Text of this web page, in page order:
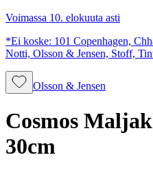
Voimassa 10. elokuuta asti
*Ei koske: 101 Copenhagen,
Notti, Olsson & Jensen, Stoff,
Olsson & Jensen
Cosmos
30cm